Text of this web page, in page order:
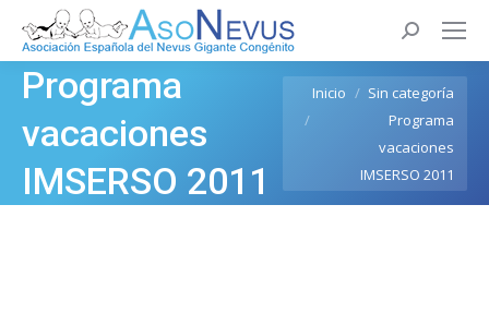
Buscar:
Programa
vacaciones
IMSERSO 2011
Estás aquí:
Inicio
Sin categoría
Programa
vacaciones
IMSERSO 2011